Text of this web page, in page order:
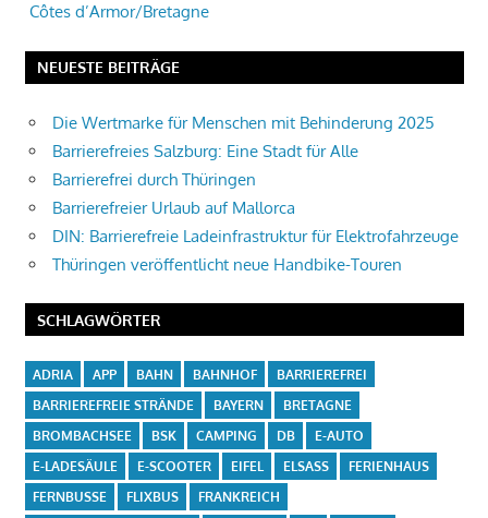
Côtes d’Armor/Bretagne
NEUESTE BEITRÄGE
Die Wertmarke für Menschen mit Behinderung 2025
Barrierefreies Salzburg: Eine Stadt für Alle
Barrierefrei durch Thüringen
Barrierefreier Urlaub auf Mallorca
DIN: Barrierefreie Ladeinfrastruktur für Elektrofahrzeuge
Thüringen veröffentlicht neue Handbike-Touren
SCHLAGWÖRTER
ADRIA APP BAHN BAHNHOF
BARRIEREFREI
BARRIEREFREIE STRÄNDE
BAYERN
BRETAGNE
BROMBACHSEE
BSK CAMPING DB
E-AUTO
E-LADESÄULE
E-SCOOTER EIFEL ELSASS
FERIENHAUS
FERNBUSSE
FLIXBUS
FRANKREICH